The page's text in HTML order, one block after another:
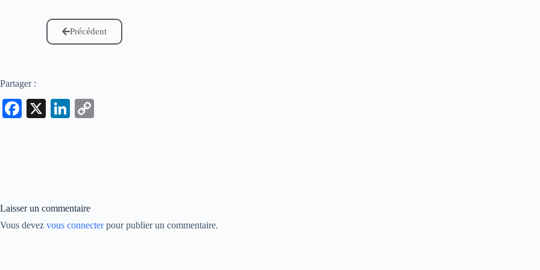
Précédent
Partager :
Fa
X
Li
Laisser un commentaire
Vous devez vous connecterpour publier un commentaire.